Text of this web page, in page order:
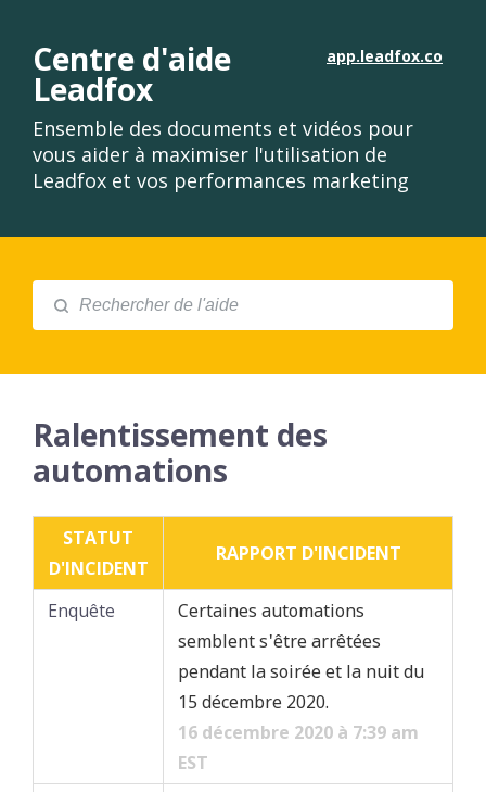
app.leadfox.co
Centre d'aide
Leadfox
Ensemble des documents et vidéos pour
vous aider à maximiser l'utilisation de
Leadfox et vos performances marketing
Ralentissement des
automations
STATUT
D'INCIDENT
RAPPORT D'INCIDENT
Enquête
Certaines automations
semblent s'être arrêtées
pendant la soirée et la nuit du
15 décembre 2020.
16 décembre 2020 à 7:39 am
EST